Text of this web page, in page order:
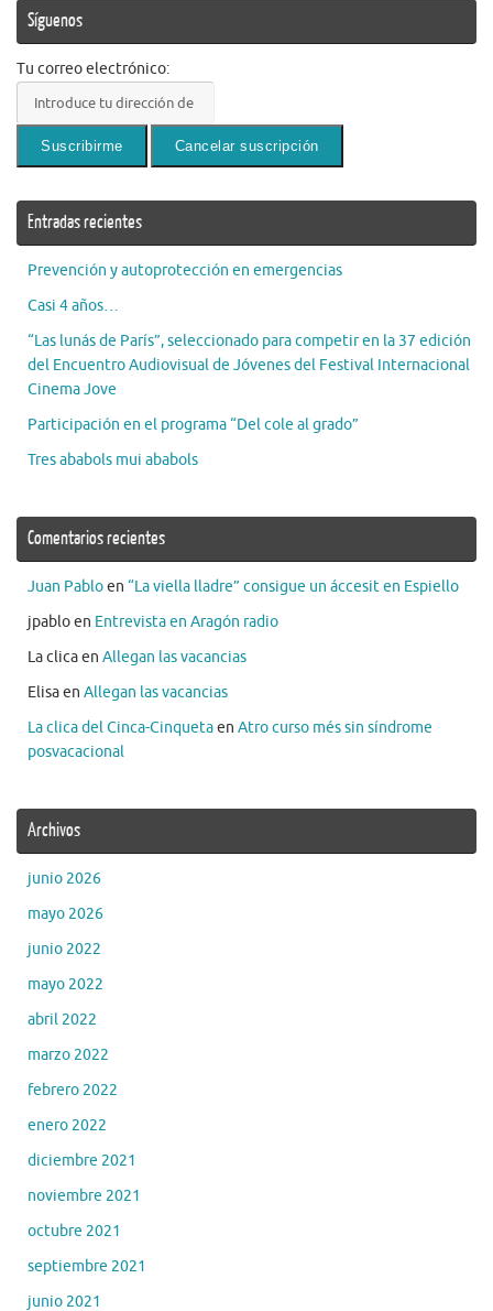
Síguenos
Tu correo electrónico:
Entradas recientes
Prevención y autoprotección en emergencias
Casi 4 años…
“Las lunás de París”, seleccionado para competir en la 37 edición
del Encuentro Audiovisual de Jóvenes del Festival Internacional
Cinema Jove
Participación en el programa “Del cole al grado”
Tres ababols mui ababols
Comentarios recientes
Juan Pabloen “La viella lladre” consigue un áccesit en Espiello
jpabloen Entrevista en Aragón radio
La clicaen Allegan las vacancias
Elisaen Allegan las vacancias
La clica del Cinca-Cinquetaen Atro curso més sin síndrome
posvacacional
Archivos
junio 2026
mayo 2026
junio 2022
mayo 2022
abril 2022
marzo 2022
febrero 2022
enero 2022
diciembre 2021
noviembre 2021
octubre 2021
septiembre 2021
junio 2021